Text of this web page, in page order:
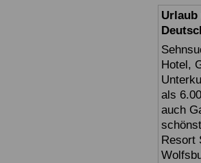
Urlaub
Hotel,
als
auch
Resort